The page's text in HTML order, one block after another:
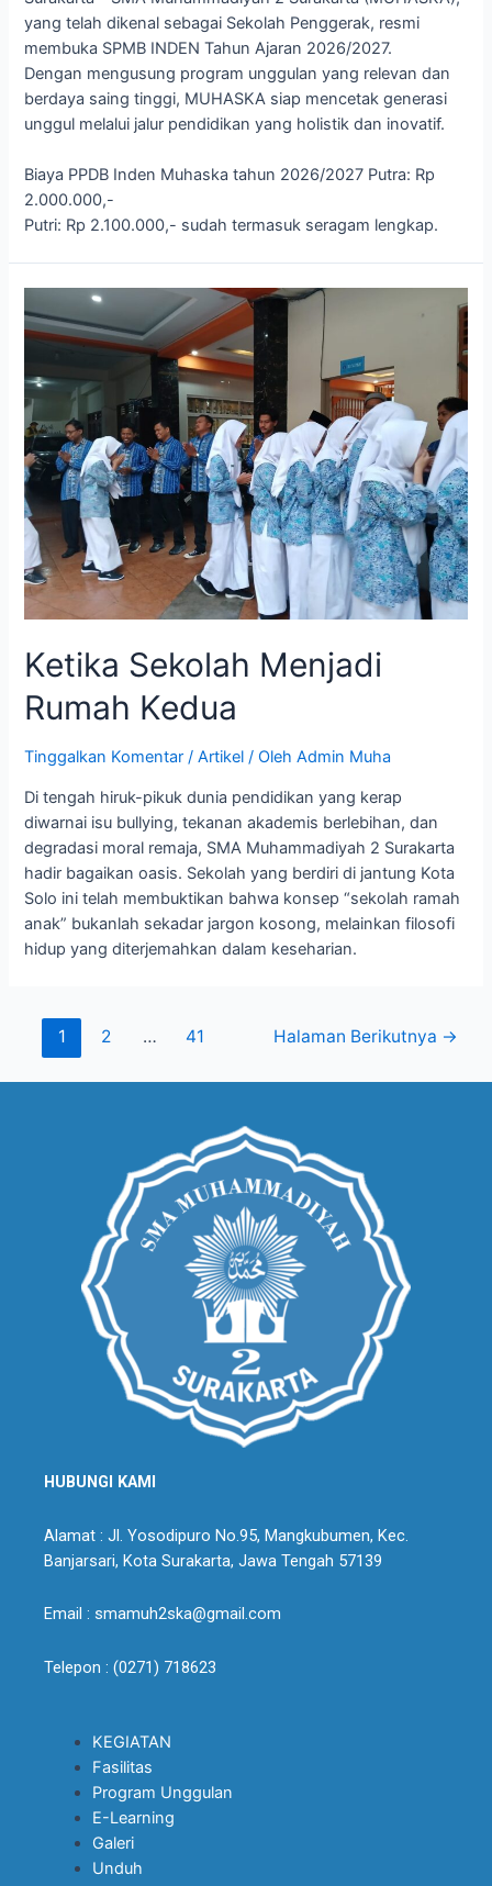
yang telah dikenal sebagai Sekolah Penggerak, resmi
membuka SPMB INDEN Tahun Ajaran 2026/2027.
Dengan mengusung program unggulan yang relevan dan
berdaya saing tinggi, MUHASKA siap mencetak generasi
unggul melalui jalur pendidikan yang holistik dan inovatif.
Biaya PPDB Inden Muhaska tahun 2026/2027 Putra: Rp
2.000.000,-
Putri: Rp 2.100.000,- sudah termasuk seragam lengkap.
Ketika Sekolah Menjadi
Rumah Kedua
Tinggalkan Komentar /Artikel / OlehAdmin Muha
Di tengah hiruk-pikuk dunia pendidikan yang kerap
diwarnai isu bullying, tekanan akademis berlebihan, dan
degradasi moral remaja, SMA Muhammadiyah 2 Surakarta
hadir bagaikan oasis. Sekolah yang berdiri di jantung Kota
Solo ini telah membuktikan bahwa konsep “sekolah ramah
anak” bukanlah sekadar jargon kosong, melainkan filosofi
hidup yang diterjemahkan dalam keseharian.
1 2 … 41 Halaman Berikutnya →
HUBUNGI KAMI
Alamat : Jl. Yosodipuro No.95, Mangkubumen, Kec.
Banjarsari, Kota Surakarta, Jawa Tengah 57139
Email : smamuh2ska@gmail.com
Telepon : (0271) 718623
KEGIATAN
Fasilitas
Program Unggulan
E-Learning
Galeri
Unduh